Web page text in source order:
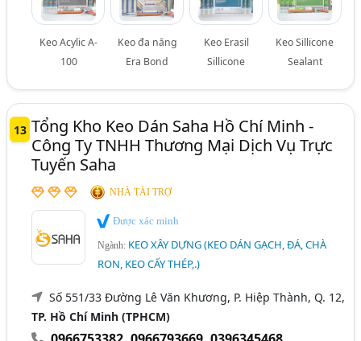
Keo Acylic A-
100
Keo đa năng
Era Bond
Keo Erasil
Sillicone
Keo Sillicone
Sealant
13 Tổng Kho Keo Dán Saha Hồ Chí Minh -
Công Ty TNHH Thương Mại Dịch Vụ Trực
Tuyến Saha
NHÀ TÀI TRỢ
Được xác minh
Ngành: KEO XÂY DỰNG (KEO DÁN GẠCH, ĐÁ, CHÀ
RON, KEO CẤY THÉP,.)
Số 551/33 Đường Lê Văn Khương, P. Hiệp Thành, Q. 12,
TP. Hồ Chí Minh (TPHCM)